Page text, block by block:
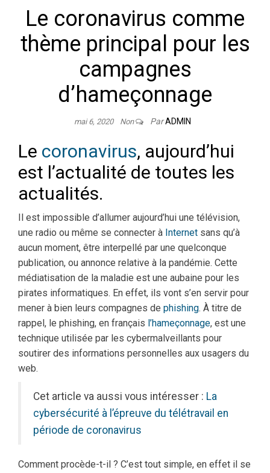
Le coronavirus comme
thème principal pour les
campagnes
d’hameçonnage
mai 6, 2020 Non ParADMIN
Le coronavirus, aujourd’hui
est l’actualité de toutes les
actualités.
Il est impossible d’allumer aujourd’hui une télévision,
une radio ou même se connecter à Internet sans qu’à
aucun moment, être interpellé par une quelconque
publication, ou annonce relative à la pandémie. Cette
médiatisation de la maladie est une aubaine pour les
pirates informatiques. En effet, ils vont s’en servir pour
mener à bien leurs compagnes de phishing. À titre de
rappel, le phishing, en français l’hameçonnage, est une
technique utilisée par les cybermalveillants pour
soutirer des informations personnelles aux usagers du
web.
Cet article va aussi vous intéresser : La
cybersécurité à l’épreuve du télétravail en
période de coronavirus
Comment procède-t-il ? C’est tout simple, en effet il se